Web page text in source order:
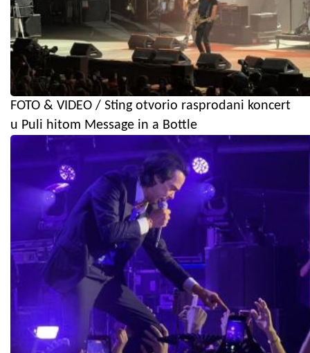
FOTO & VIDEO / Sting otvorio rasprodani koncert
u Puli hitom Message in a Bottle